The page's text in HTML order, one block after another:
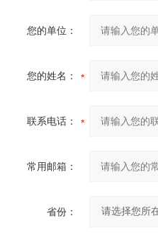
您的单位：
您的姓名：
联系电话：
常用邮箱：
省份：